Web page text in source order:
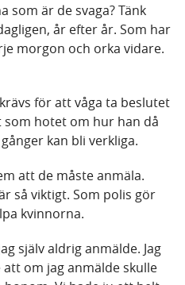
som är de svaga? Tänk
år efter år. Som har
morgon och orka vidare.
för att våga ta beslutet
hotet om hur han då
kan bli verkliga.
att de måste anmäla.
så viktigt. Som polis gör
kvinnorna.
själv aldrig anmälde. Jag
om jag anmälde skulle